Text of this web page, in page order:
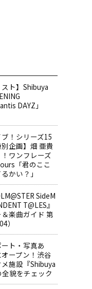
スト】Shibuya
DAYZ」
ブ！シリーズ15
企画】畑 亜貴
ワンフレーズ
「君のここ
かい？」
SideM
T@LES』
楽曲ガイド 第
）
ート・写真あ
ープン！渋谷
施設『Shibuya
全貌をチェック